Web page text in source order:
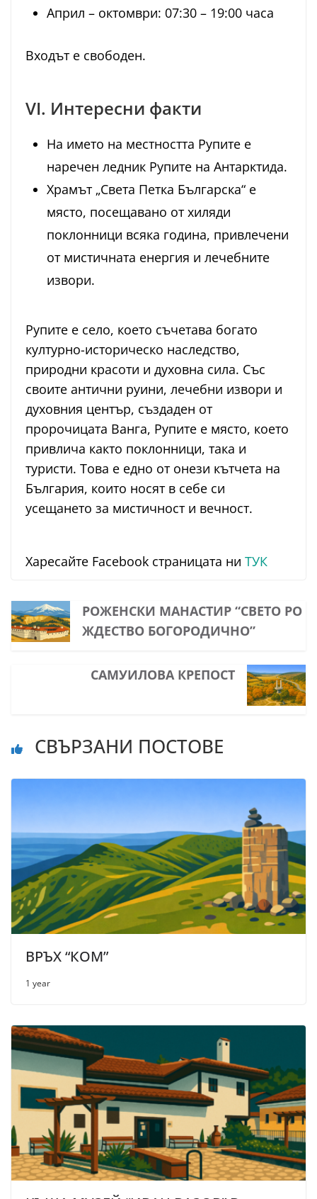
Април – октомври: 07:30 – 19:00 часа
Входът е свободен.
VI. Интересни факти
На името на местността Рупите е
наречен ледник Рупите на Антарктида.
Храмът „Света Петка Българска“ е
място, посещавано от хиляди
поклонници всяка година, привлечени
от мистичната енергия и лечебните
извори.
Рупите е село, което съчетава богато
културно-историческо наследство,
природни красоти и духовна сила. Със
своите антични руини, лечебни извори и
духовния център, създаден от
пророчицата Ванга, Рупите е място, което
привлича както поклонници, така и
туристи. Това е едно от онези кътчета на
България, които носят в себе си
усещането за мистичност и вечност.
Харесайте Facebook страницата ни ТУК
РОЖЕНСКИ МАНАСТИР “СВЕТО РО
ЖДЕСТВО БОГОРОДИЧНО”
САМУИЛОВА КРЕПОСТ
СВЪРЗАНИ ПОСТОВЕ
ВРЪХ “КОМ”
1 year